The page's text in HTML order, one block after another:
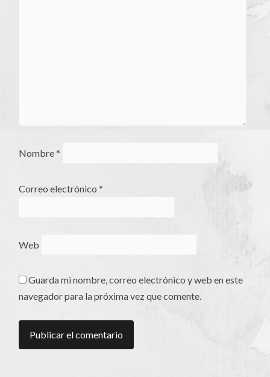
Nombre*
Correo electrónico*
Web
Guarda mi nombre, correo electrónico y web en este
navegador para la próxima vez que comente.